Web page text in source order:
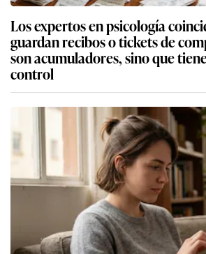
Los expertos en psicología
guardan recibos o tickets de
son acumuladores, sino que
control